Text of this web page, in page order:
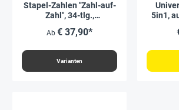
Stapel-Zahlen "Zahl-auf-
Zahl", 34-tlg.,
"Montessori Premium"
Ab € 37,90*
Varianten
5in1,